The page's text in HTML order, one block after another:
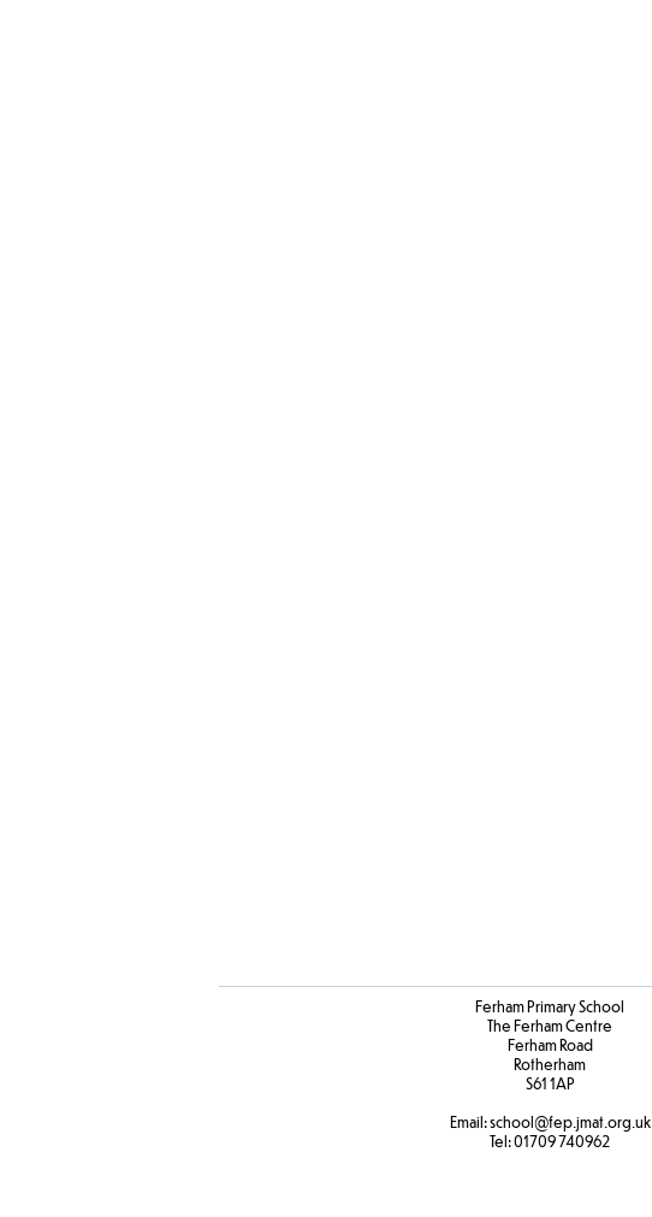
Ferham Primary School
The Ferham Centre
Ferham Road
Rotherham
S61 1AP
Email:school@fep.jmat.org.uk
Tel:01709 740962